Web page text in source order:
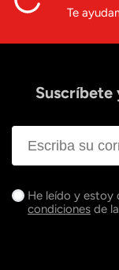
Te
Suscríbete
He leído y estoy
condiciones de